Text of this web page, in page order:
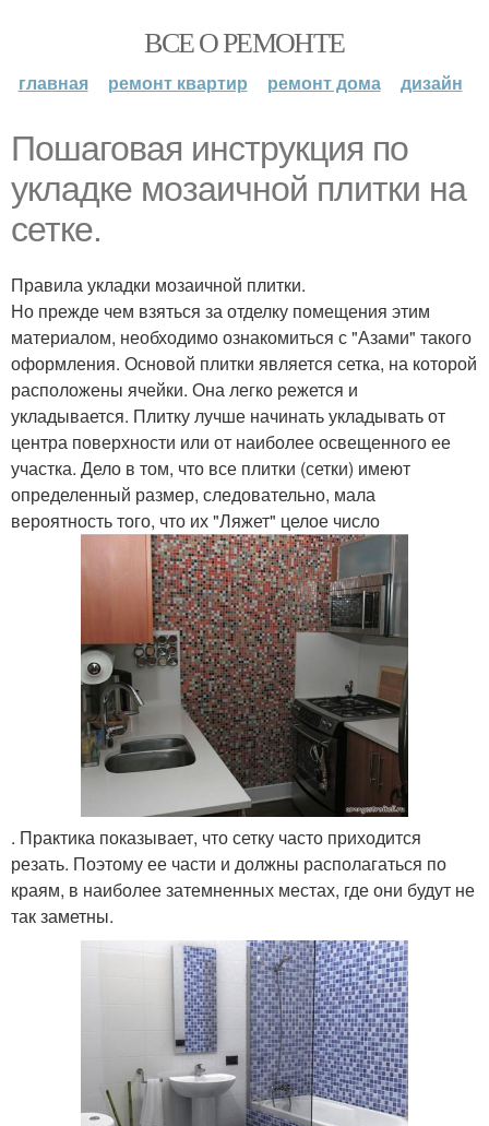
ВСЕ О РЕМОНТЕ
главная ремонт квартир ремонт дома дизайн
Пошаговая инструкция по
укладке мозаичной плитки на
сетке.
Правила укладки мозаичной плитки.
Но прежде чем взяться за отделку помещения этим
материалом, необходимо ознакомиться с "Азами" такого
оформления. Основой плитки является сетка, на которой
расположены ячейки. Она легко режется и
укладывается. Плитку лучше начинать укладывать от
центра поверхности или от наиболее освещенного ее
участка. Дело в том, что все плитки (сетки) имеют
определенный размер, следовательно, мала
вероятность того, что их "Ляжет" целое число
. Практика показывает, что сетку часто приходится
резать. Поэтому ее части и должны располагаться по
краям, в наиболее затемненных местах, где они будут не
так заметны.